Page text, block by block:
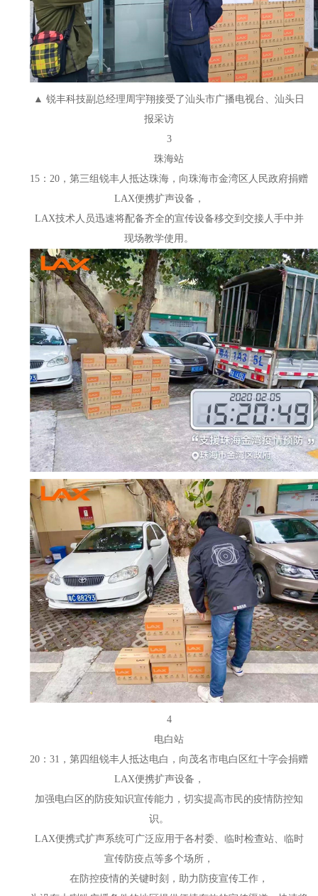
▲ 锐丰科技副总经理周宇翔接受了汕头市广播电视台、汕头日
报采访
3
珠海站
15：20，第三组锐丰人抵达珠海，向珠海市金湾区人民政府捐赠
LAX便携扩声设备，
LAX技术人员迅速将配备齐全的宣传设备移交到交接人手中并
现场教学使用。
4
电白站
20：31，第四组锐丰人抵达电白，向茂名市电白区红十字会捐赠
LAX便携扩声设备，
加强电白区的防疫知识宣传能力，切实提高市民的疫情防控知
识。
LAX便携式扩声系统可广泛应用于各村委、临时检查站、临时
宣传防疫点等多个场所，
在防控疫情的关键时刻，助力防疫宣传工作，